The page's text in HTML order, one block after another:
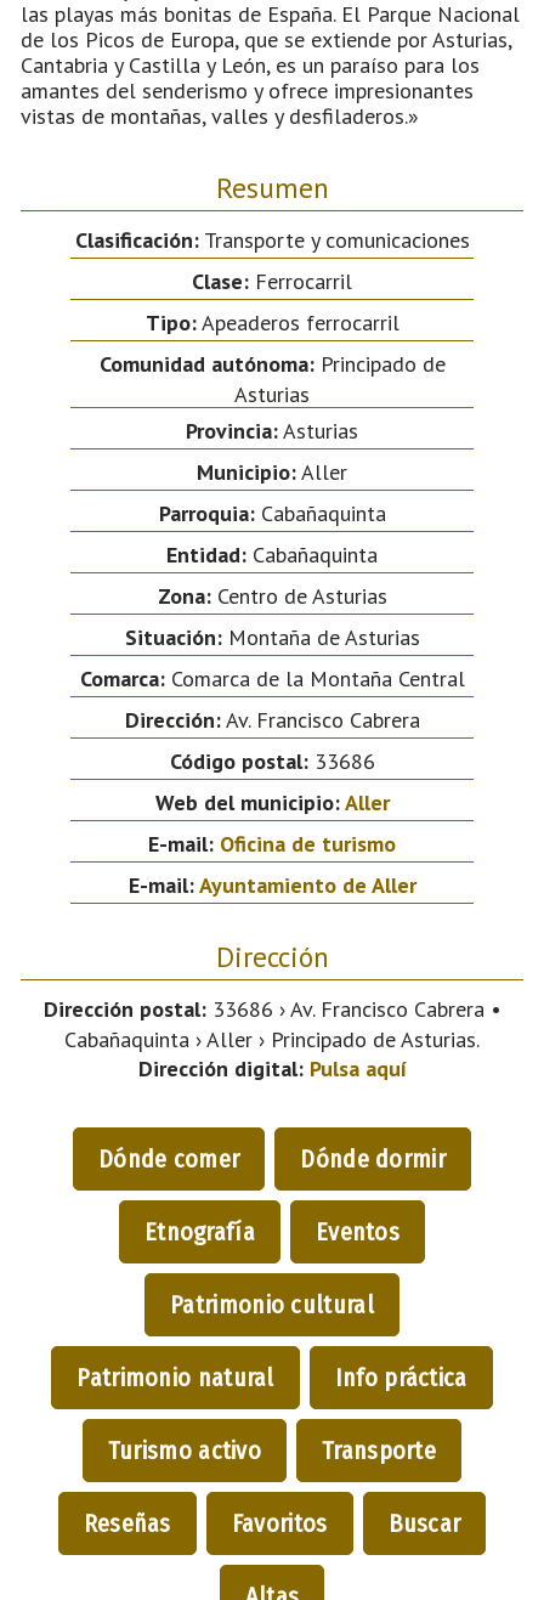
las playas más bonitas de España. El Parque Nacional
de los Picos de Europa, que se extiende por Asturias,
Cantabria y Castilla y León, es un paraíso para los
amantes del senderismo y ofrece impresionantes
vistas de montañas, valles y desfiladeros.»
Resumen
Clasificación:Transporte y comunicaciones
Clase: Ferrocarril
Tipo:Apeaderos ferrocarril
Comunidad autónoma:Principado de
Asturias
Provincia:Asturias
Municipio:Aller
Parroquia:Cabañaquinta
Entidad: Cabañaquinta
Zona:Centro de Asturias
Situación:Montaña de Asturias
Comarca:Comarca de la Montaña Central
Dirección:Av. Francisco Cabrera
Código postal:33686
Web del municipio:Aller
E-mail: Oficina de turismo
E-mail:Ayuntamiento de Aller
Dirección
Dirección postal:33686 › Av. Francisco Cabrera •
Cabañaquinta › Aller › Principado de Asturias.
Dirección digital: Pulsa aquí
Dónde comer Dónde dormir
Etnografía Eventos
Patrimonio cultural
Patrimonio natural Info práctica
Turismo activo Transporte
Reseñas Favoritos Buscar